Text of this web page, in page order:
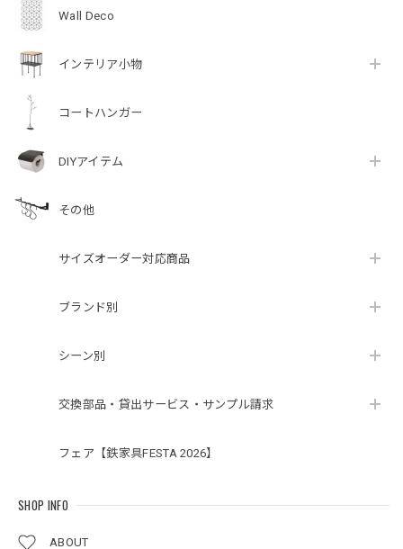
Wall Deco
インテリア小物
コートハンガー
DIYアイテム
その他
サイズオーダー対応商品
ブランド別
シーン別
交換部品・貸出サービス・サンプル請求
フェア【鉄家具FESTA 2026】
SHOP INFO
ABOUT